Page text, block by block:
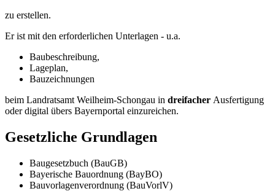
zu erstellen.
Er ist mit den erforderlichen Unterlagen - u.a.
Baubeschreibung,
Lageplan,
Bauzeichnungen
beim Landratsamt Weilheim-Schongau in dreifacher Ausfertigung
oder digital übers Bayernportal einzureichen.
Gesetzliche Grundlagen
Baugesetzbuch (BauGB)
Bayerische Bauordnung (BayBO)
Bauvorlagenverordnung (BauVorlV)